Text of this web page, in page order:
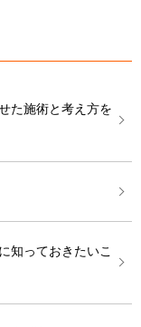
た施術と考え方を
知っておきたいこ